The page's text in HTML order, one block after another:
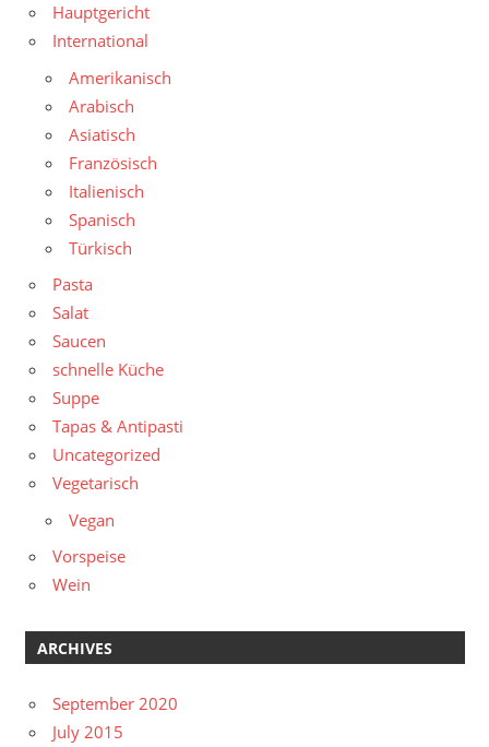
Hauptgericht
International
Amerikanisch
Arabisch
Asiatisch
Französisch
Italienisch
Spanisch
Türkisch
Pasta
Salat
Saucen
schnelle Küche
Suppe
Tapas & Antipasti
Uncategorized
Vegetarisch
Vegan
Vorspeise
Wein
ARCHIVES
September 2020
July 2015